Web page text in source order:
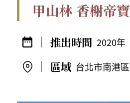
甲山林 香榭帝寶
2020年
台北市南港區